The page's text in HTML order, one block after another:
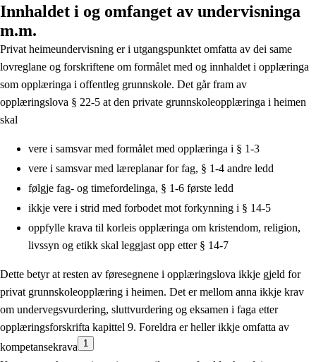
Innhaldet i og omfanget av undervisninga
m.m.
Privat heimeundervisning er i utgangspunktet omfatta av dei same
lovreglane og forskriftene om formålet med og innhaldet i opplæringa
som opplæringa i offentleg grunnskole. Det går fram av
opplæringslova § 22-5 at den private grunnskoleopplæringa i heimen
skal
vere i samsvar med formålet med opplæringa i § 1-3
vere i samsvar med læreplanar for fag, § 1-4 andre ledd
følgje fag- og timefordelinga, § 1-6 første ledd
ikkje vere i strid med forbodet mot forkynning i § 14-5
oppfylle krava til korleis opplæringa om kristendom, religion,
livssyn og etikk skal leggjast opp etter § 14-7
Dette betyr at resten av føresegnene i opplæringslova ikkje gjeld for
privat grunnskoleopplæring i heimen. Det er mellom anna ikkje krav
om undervegsvurdering, sluttvurdering og eksamen i faga etter
opplæringsforskrifta kapittel 9. Foreldra er heller ikkje omfatta av
kompetansekrava 1